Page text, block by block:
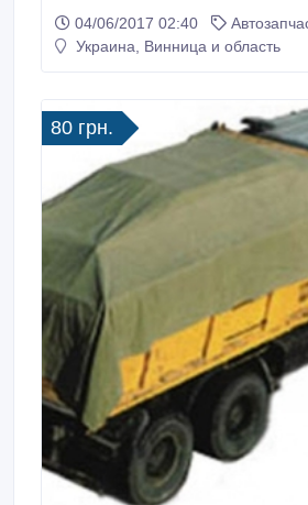
Доставка по Украине наложным
Заводская набивка вин кодов..
04/06/2017 02:40
Украина, Винница и область
80 грн.